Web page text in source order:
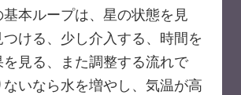
基本ループは、星の状態を見
ける、少し介入する、時間を
見る、また調整する流れで
いなら水を増やし、気温が高